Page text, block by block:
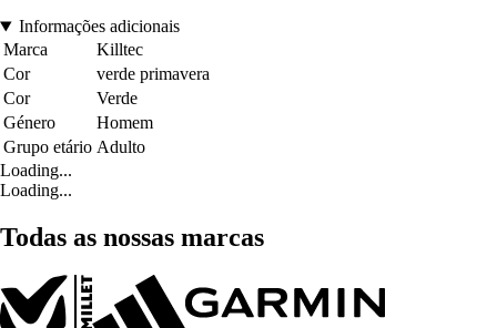
Informações adicionais
Marca
Killtec
Cor
verde primavera
Cor
Verde
Género
Homem
Grupo etário Adulto
Loading...
Loading...
Todas as nossas marcas